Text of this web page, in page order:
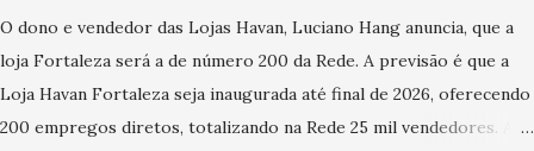
O dono e vendedor das Lojas Havan, Luciano Hang anuncia, que a
loja Fortaleza será a de número 200 da Rede. A previsão é que a
Loja Havan Fortaleza seja inaugurada até final de 2026, oferecendo
200 empregos diretos, totalizando na Rede 25 mil vendedores. A